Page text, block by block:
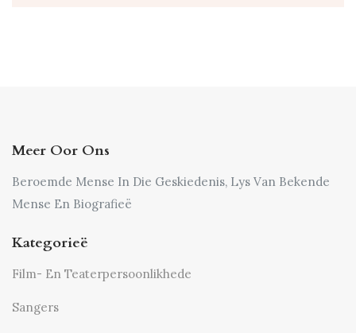
Meer Oor Ons
Beroemde Mense In Die Geskiedenis, Lys Van Bekende
Mense En Biografieë
Kategorieë
Film- En Teaterpersoonlikhede
Sangers